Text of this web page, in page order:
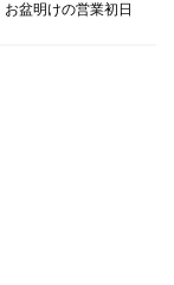
お盆明けの営業初日